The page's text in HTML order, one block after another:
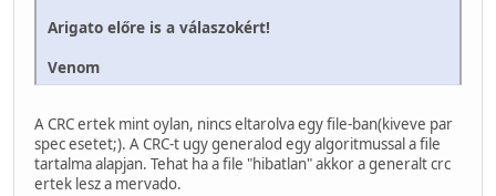
Arigato előre is a válaszokért!
Venom
A CRC ertek mint oylan, nincs eltarolva egy file-ban(kiveve par
spec esetet;). A CRC-t ugy generalod egy algoritmussal a file
tartalma alapjan. Tehat ha a file "hibatlan" akkor a generalt crc
ertek lesz a mervado.